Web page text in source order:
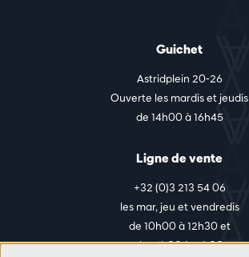
Guichet
Astridplein 20-26
Ouverte les mardis et jeudis
de 14h00 à 16h45
Ligne de vente
+32 (0)3 213 54 06
les mar, jeu et vendredis
de 10h00 à 12h30 et
de 14h00 à 17h00